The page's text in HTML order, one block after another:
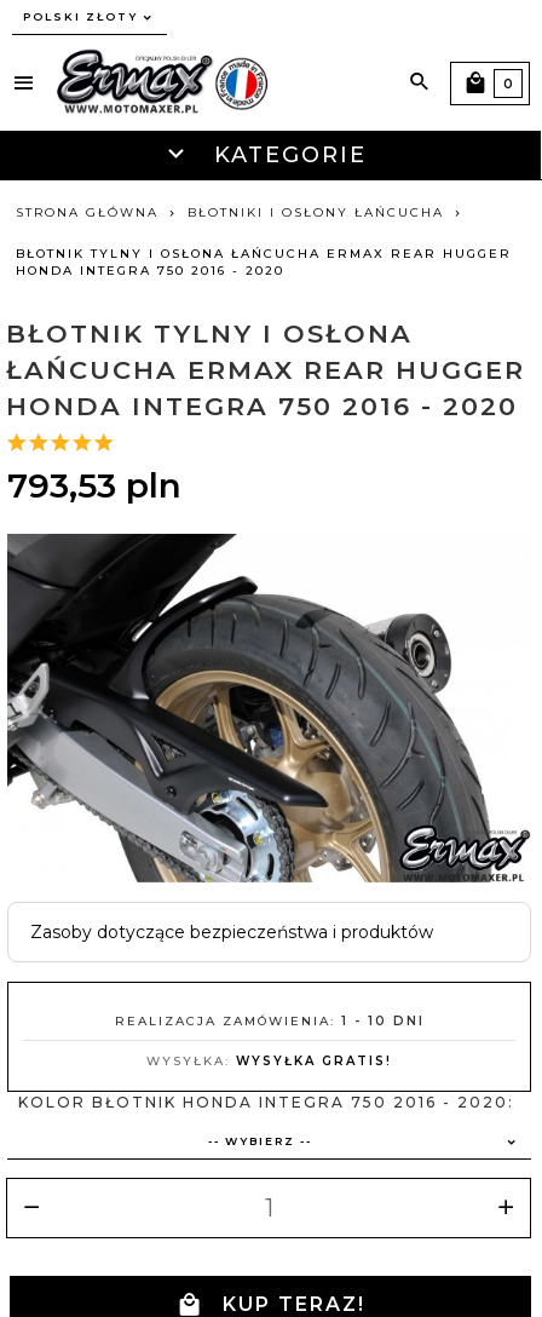
currency_h
POLSKI ZŁOTY
KATEGORIE
0
STRONA GŁÓWNA BŁOTNIKI I OSŁONY ŁAŃCUCHA
BŁOTNIK TYLNY I OSŁONA ŁAŃCUCHA ERMAX REAR HUGGER
HONDA INTEGRA 750 2016 - 2020
BŁOTNIK TYLNY I OSŁONA
ŁAŃCUCHA ERMAX REAR HUGGER
HONDA INTEGRA 750 2016 - 2020
793,53 pln
Zasoby dotyczące bezpieczeństwa i produktów
REALIZACJA ZAMÓWIENIA: 1 - 10 DNI
WYSYŁKA: WYSYŁKA GRATIS!
KOLOR BŁOTNIK HONDA INTEGRA 750 2016 - 2020:
-- WYBIERZ --
KUP TERAZ!